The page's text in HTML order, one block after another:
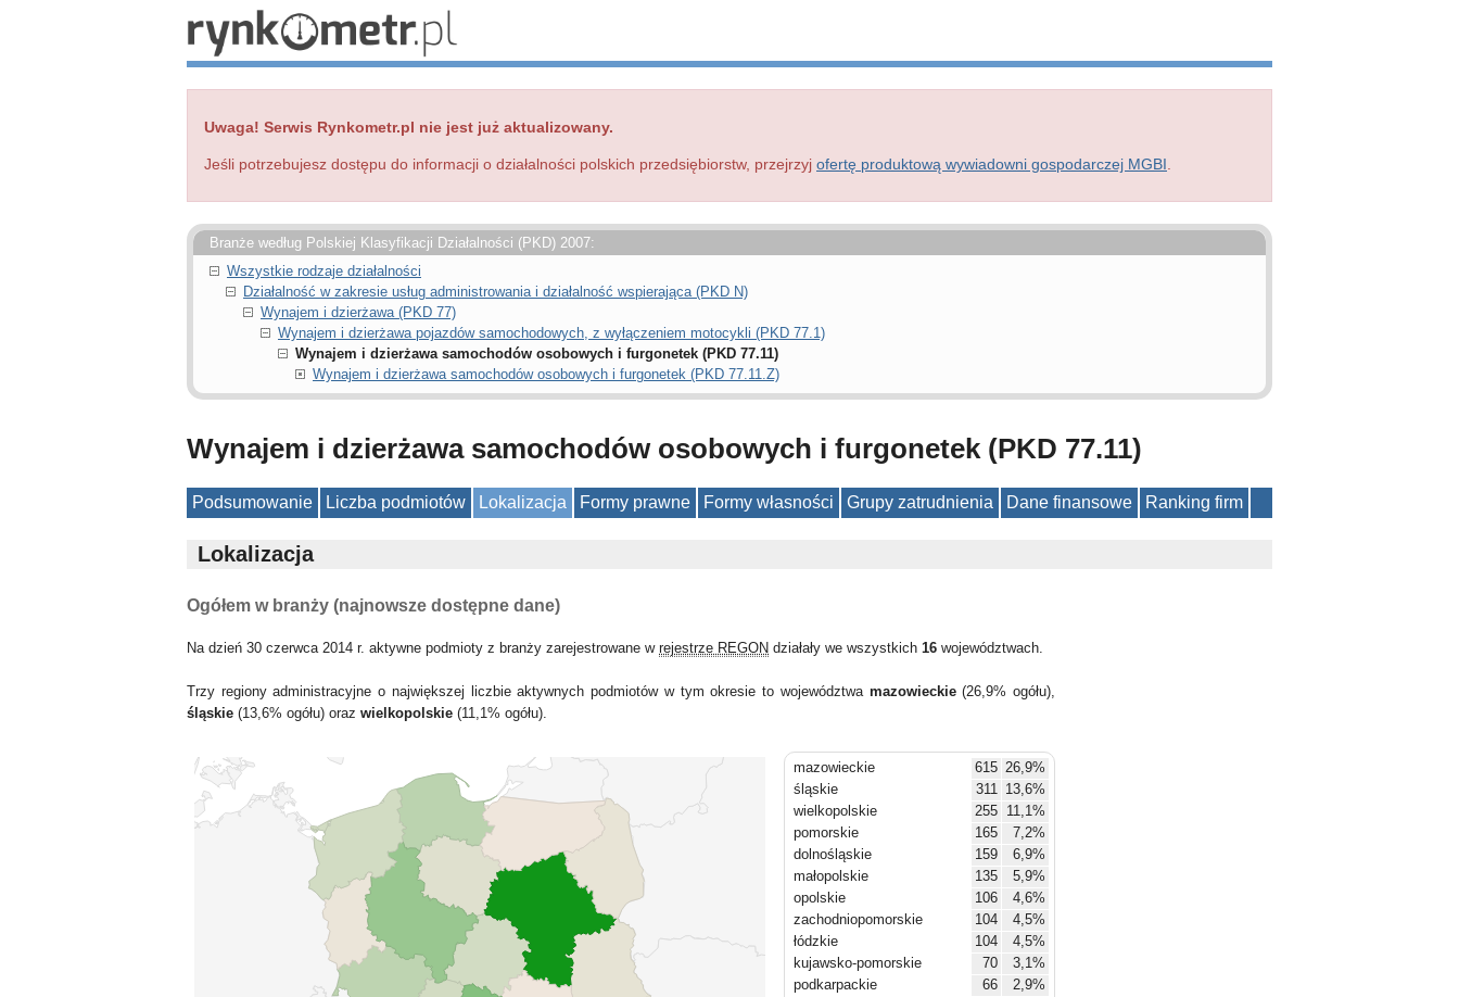
Uwaga! Serwis Rynkometr.pl nie jest już aktualizowany.
Jeśli potrzebujesz dostępu do informacji o działalności polskich przedsiębiorstw, przejrzyj ofertę produktową wywiadowni gospodarczej MGBI
Branże według Polskiej Klasyfikacji Działalności (PKD) 2007:
Wszystkie rodzaje działalności
Działalność w zakresie usług administrowania i działalność wspierająca (PKD N)
Wynajem i dzierżawa (PKD 77)
Wynajem i dzierżawa pojazdów samochodowych, z wyłączeniem motocykli (PKD 77.1)
Wynajem i dzierżawa samochodów osobowych i furgonetek (PKD 77.11)
Wynajem i dzierżawa samochodów osobowych i furgonetek (PKD 77.11.Z)
Wynajem i dzierżawa samochodów osobowych i furgonetek (PKD 77.11)
Podsumowanie Liczba podmiotów Lokalizacja Formy prawne Formy własności Grupy zatrudnienia Dane finansowe Ranking firm
Lokalizacja
Ogółem w branży (najnowsze dostępne dane)
Na dzień 30 czerwca 2014 r. aktywne podmioty z branży zarejestrowane w rejestrze REGON działały we wszystkich 16 województwach.
Trzy regiony administracyjne o największej liczbie aktywnych podmiotów w tym okresie to województwa mazowieckie(26,9% ogółu),
śląskie (13,6% ogółu) oraz wielkopolskie (11,1% ogółu).
mazowieckie 615 26,9%
śląskie
311 13,6%
wielkopolskie
255 11,1%
pomorskie
165
7,2%
dolnośląskie
159
6,9%
małopolskie
135
5,9%
opolskie
106
4,6%
zachodniopomorskie
104
4,5%
łódzkie
104
4,5%
kujawsko-pomorskie
70
3,1%
podkarpackie
66
2,9%